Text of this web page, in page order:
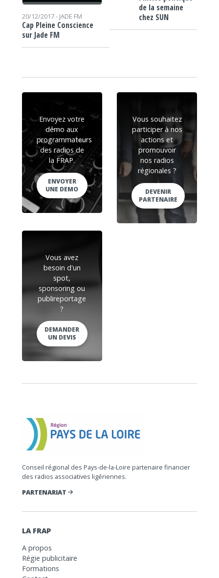
20/12/2017 - JADE FM
Cap Pleine Conscience
sur Jade FM
de la semaine
chez SUN
Envoyez votre
démo aux
programmateurs
des radios de
la FRAP.
ENVOYER
UNE DEMO
Vous souhaitez
participer à nos
actions et
promouvoir
nos radios
régionales ?
DEVENIR
PARTENAIRE
Vous avez
besoin d'un
spot,
sponsoring ou
publireportage
?
DEMANDER
UN DEVIS
Conseil régional des Pays-de-la-Loire partenaire financier
des radios associatives ligériennes.
PARTENARIAT
LA FRAP
A propos
Régie publicitaire
Formations